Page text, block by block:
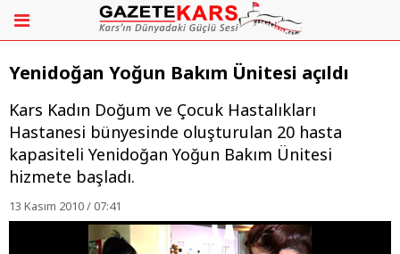
Yenidoğan Yoğun Bakım Ünitesi açıldı
Kars Kadın Doğum ve Çocuk Hastalıkları
Hastanesi bünyesinde oluşturulan 20 hasta
kapasiteli Yenidoğan Yoğun Bakım Ünitesi
hizmete başladı.
13 Kasım 2010 / 07:41